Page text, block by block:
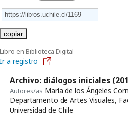
copiar
Libro en Biblioteca Digital
Ir a registro
Archivo: diálogos iniciales
Autores/as María de los Ángeles
Departamento de Artes Visuales,
Universidad de Chile